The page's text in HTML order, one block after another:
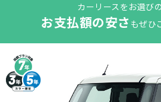
カーリースをお選び
お支払額の安さ もぜひ